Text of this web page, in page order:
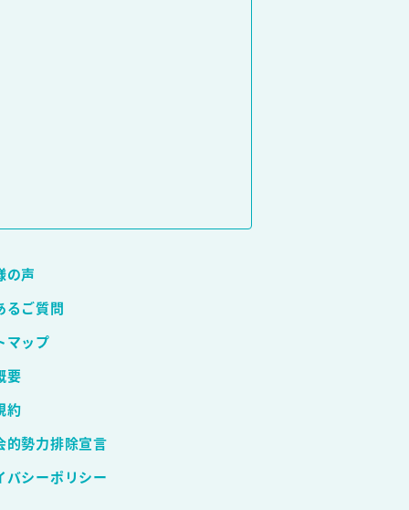
の声
るご質問
マップ
要
約
的勢力排除宣言
バシーポリシー